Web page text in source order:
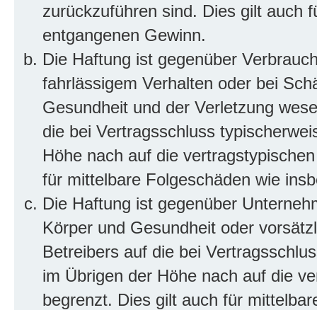
zurückzuführen sind. Dies gilt auch
entgangenen Gewinn.
Die Haftung ist gegenüber
fahrlässigem Verhalten oder bei
Gesundheit und der Verletzung
die bei Vertragsschluss
Höhe nach auf die
für mittelbare Folgeschäden wie
Die Haftung ist gegenüber
Körper und Gesundheit oder
Betreibers auf die bei
im Übrigen der Höhe nach auf die
begrenzt. Dies gilt auch für